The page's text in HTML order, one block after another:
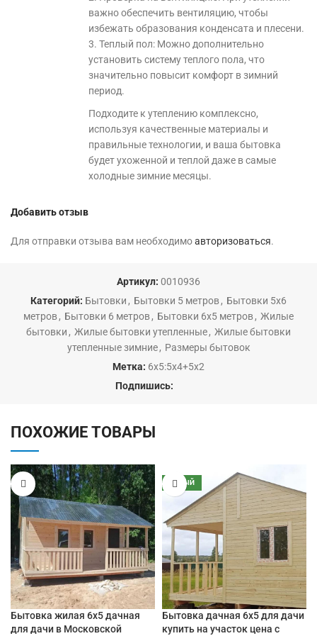
важно обеспечить вентиляцию, чтобы
избежать образования конденсата и плесени.
3. Теплый пол: Можно дополнительно
установить систему теплого пола, что
значительно повысит комфорт в зимний
период.
Подходите к утеплению комплексно,
используя качественные материалы и
правильные технологии, и ваша бытовка
будет ухоженной и теплой даже в самые
холодные зимние месяцы.
Добавить отзыв
Для отправки отзыва вам необходимоавторизоваться.
Артикул: 0010936
Категорий: Бытовки , Бытовки 5 метров, Бытовки 5х6
метров, Бытовки 6 метров, Бытовки 6х5 метров, Жилые
бытовки , Жилые бытовки утепленные, Жилые бытовки
утепленные зимние , Размеры бытовок
Метка: 6х5:5х4+5х2
Подпишись:
ПОХОЖИЕ ТОВАРЫ
Бытовка жилая 6х5 дачная
для дачи в Московской
НОВЫЙ
Бытовка дачная 6х5 для дачи
купить на участок цена с